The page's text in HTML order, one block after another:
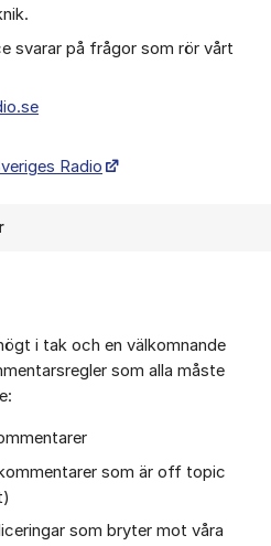
svarar på frågor som rör vårt
Radio
i tak och en välkomnande
som alla måste
som är off topic
som bryter mot våra